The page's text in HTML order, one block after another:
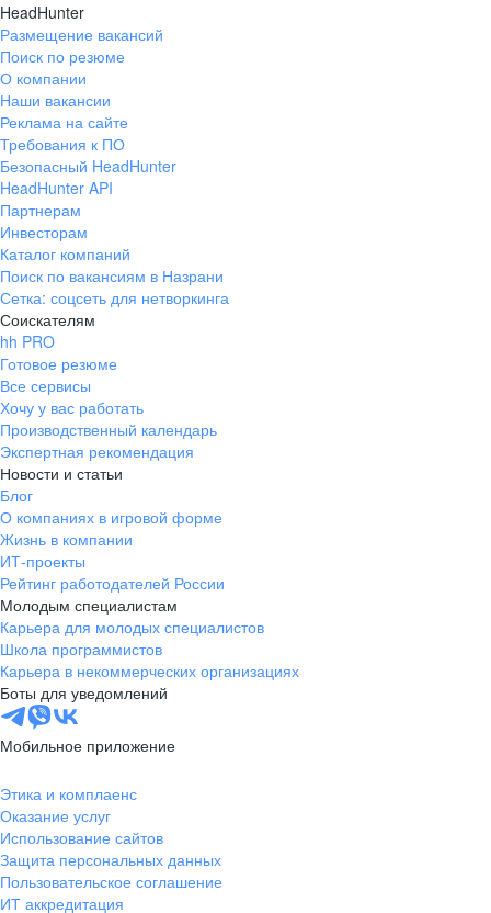
HeadHunter
Размещение вакансий
Поиск по резюме
О компании
Наши вакансии
Реклама на сайте
Требования к ПО
Безопасный HeadHunter
HeadHunter API
Партнерам
Инвесторам
Каталог компаний
Поиск по вакансиям в Назрани
Сетка: соцсеть для нетворкинга
Соискателям
hh PRO
Готовое резюме
Все сервисы
Хочу у вас работать
Производственный календарь
Экспертная рекомендация
Новости и статьи
Блог
О компаниях в игровой форме
Жизнь в компании
ИТ-проекты
Рейтинг работодателей России
Молодым специалистам
Карьера для молодых специалистов
Школа программистов
Карьера в некоммерческих организациях
Боты для уведомлений
Мобильное приложение
Этика и комплаенс
Оказание услуг
Использование сайтов
Защита персональных данных
Пользовательское соглашение
ИТ аккредитация